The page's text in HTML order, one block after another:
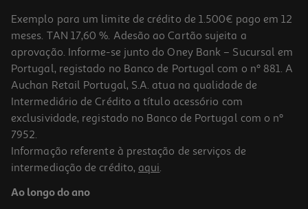
Exemplo para um limite de crédito de 1.500€ pago em 12
meses. TAN 17,60 %. Adesão ao Cartão sujeita a
aprovação. Informe-se junto do Oney Bank – Sucursal em
Portugal, registado no Banco de Portugal com o nº 881. A
Auchan Retail Portugal, S.A. atua na qualidade de
Intermediário de Crédito a título acessório com
exclusividade, registado no Banco de Portugal com o nº
7952.
Informação referente à prestação de serviços de
intermediação de crédito, aqui.
Ao longo do ano